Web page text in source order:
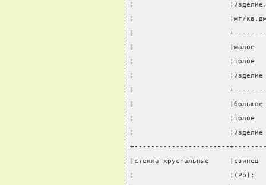
¦
¦                       ¦мг/
¦
¦                       ¦малое
¦                       ¦полое
¦
¦
¦
¦                       ¦полое
¦
+-----------------------
¦стекла хрустальные
¦                       ¦(Pb):